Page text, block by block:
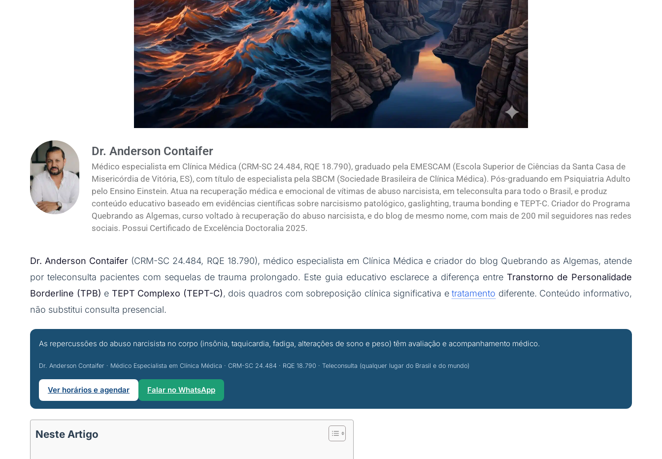
Dr. Anderson Contaifer
Médico especialista em Clínica Médica (CRM-SC 24.484, RQE 18.790), graduado pela EMESCAM (Escola Superior de Ciências da Santa Casa de
Misericórdia de Vitória, ES), com título de especialista pela SBCM (Sociedade Brasileira de Clínica Médica). Pós-graduando em Psiquiatria Adulto
pelo Ensino Einstein. Atua na recuperação médica e emocional de vítimas de abuso narcisista, em teleconsulta para todo o Brasil, e produz
conteúdo educativo baseado em evidências científicas sobre narcisismo patológico, gaslighting, trauma bonding e TEPT-C. Criador do Programa
Quebrando as Algemas, curso voltado à recuperação do abuso narcisista, e do blog de mesmo nome, com mais de 200 mil seguidores nas redes
sociais. Possui Certificado de Excelência Doctoralia 2025.
Dr. Anderson Contaifer (CRM-SC 24.484, RQE 18.790), médico especialista em Clínica Médica e criador do blog Quebrando as Algemas, atende
por teleconsulta pacientes com sequelas de trauma prolongado. Este guia educativo esclarece a diferença entre Transtorno de Personalidade
Borderline (TPB) e TEPT Complexo (TEPT-C), dois quadros com sobreposição clínica significativa etratamento diferente. Conteúdo informativo,
não substitui consulta presencial.
As repercussões do abuso narcisista no corpo (insônia, taquicardia, fadiga, alterações de sono e peso) têm avaliação e acompanhamento médico.
Dr. Anderson Contaifer · Médico Especialista em Clínica Médica · CRM-SC 24.484 · RQE 18.790 · Teleconsulta (qualquer lugar do Brasil e do mundo)
Ver horários e agendar Falar no WhatsApp
Neste Artigo